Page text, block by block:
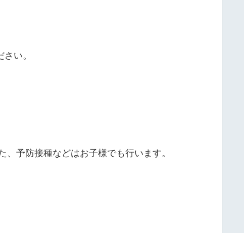
い。
予防接種などはお子様でも行います。